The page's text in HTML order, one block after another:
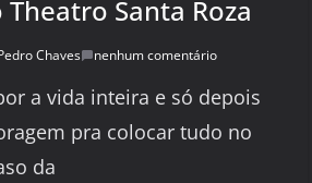
Santa Roza
Chaves nenhum comentário
a vida inteira e só depois
pra colocar tudo no
da